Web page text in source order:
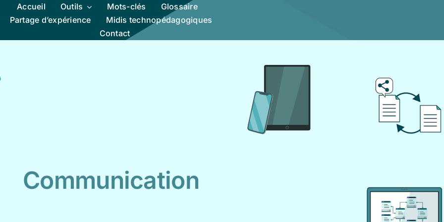
Accueil Outils Mots-clés
Glossaire
Partage d’expérience
Midis technopédagogiques
Contact
Communication